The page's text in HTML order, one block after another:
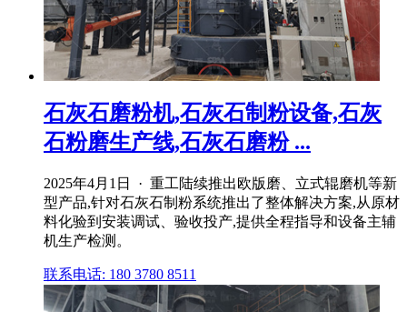
石灰石磨粉机,石灰石制粉设备,石灰
石粉磨生产线,石灰石磨粉 ...
2025年4月1日 · 重工陆续推出欧版磨、立式辊磨机等新
型产品,针对石灰石制粉系统推出了整体解决方案,从原材
料化验到安装调试、验收投产,提供全程指导和设备主辅
机生产检测。
联系电话: 180 3780 8511